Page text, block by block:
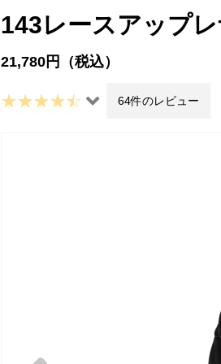
143レースアップ
21,780円（税込）
64件のレビュー